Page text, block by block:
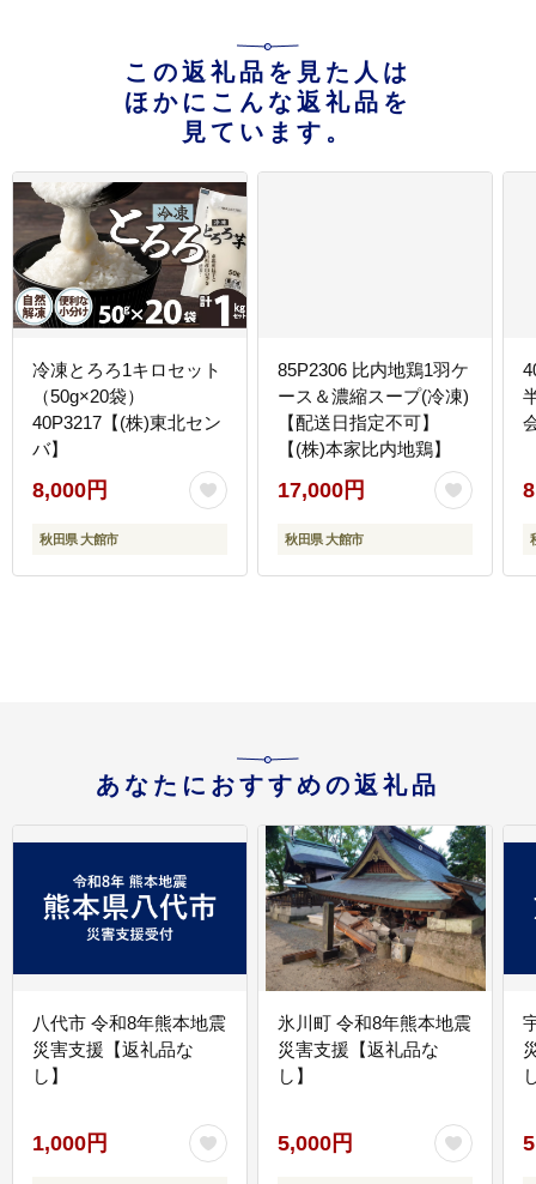
この返礼品を見た人は
ほかにこんな返礼品を
見ています。
冷凍とろろ1キロセット
（50g×20袋）
40P3217【(株)東北セン
バ】
8,000円
秋田県 大館市
85P2306 比内地鶏1羽ケ
ース＆濃縮スープ(冷凍)
【配送日指定不可】
【(株)本家比内地鶏】
17,000円
秋田県 大館市
あなたにおすすめの返礼品
八代市 令和8年熊本地震
災害支援【返礼品な
し】
1,000円
氷川町 令和8年熊本地震
災害支援【返礼品な
し】
5,000円